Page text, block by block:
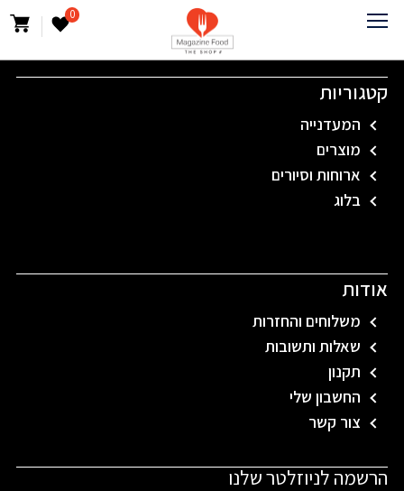
0
קטגוריות
המעדנייה
מוצרים
ארוחות וסיורים
בלוג
אודות
משלוחים והחזרות
שאלות ותשובות
תקנון
החשבון שלי
צור קשר
הרשמה לניוזלטר שלנו